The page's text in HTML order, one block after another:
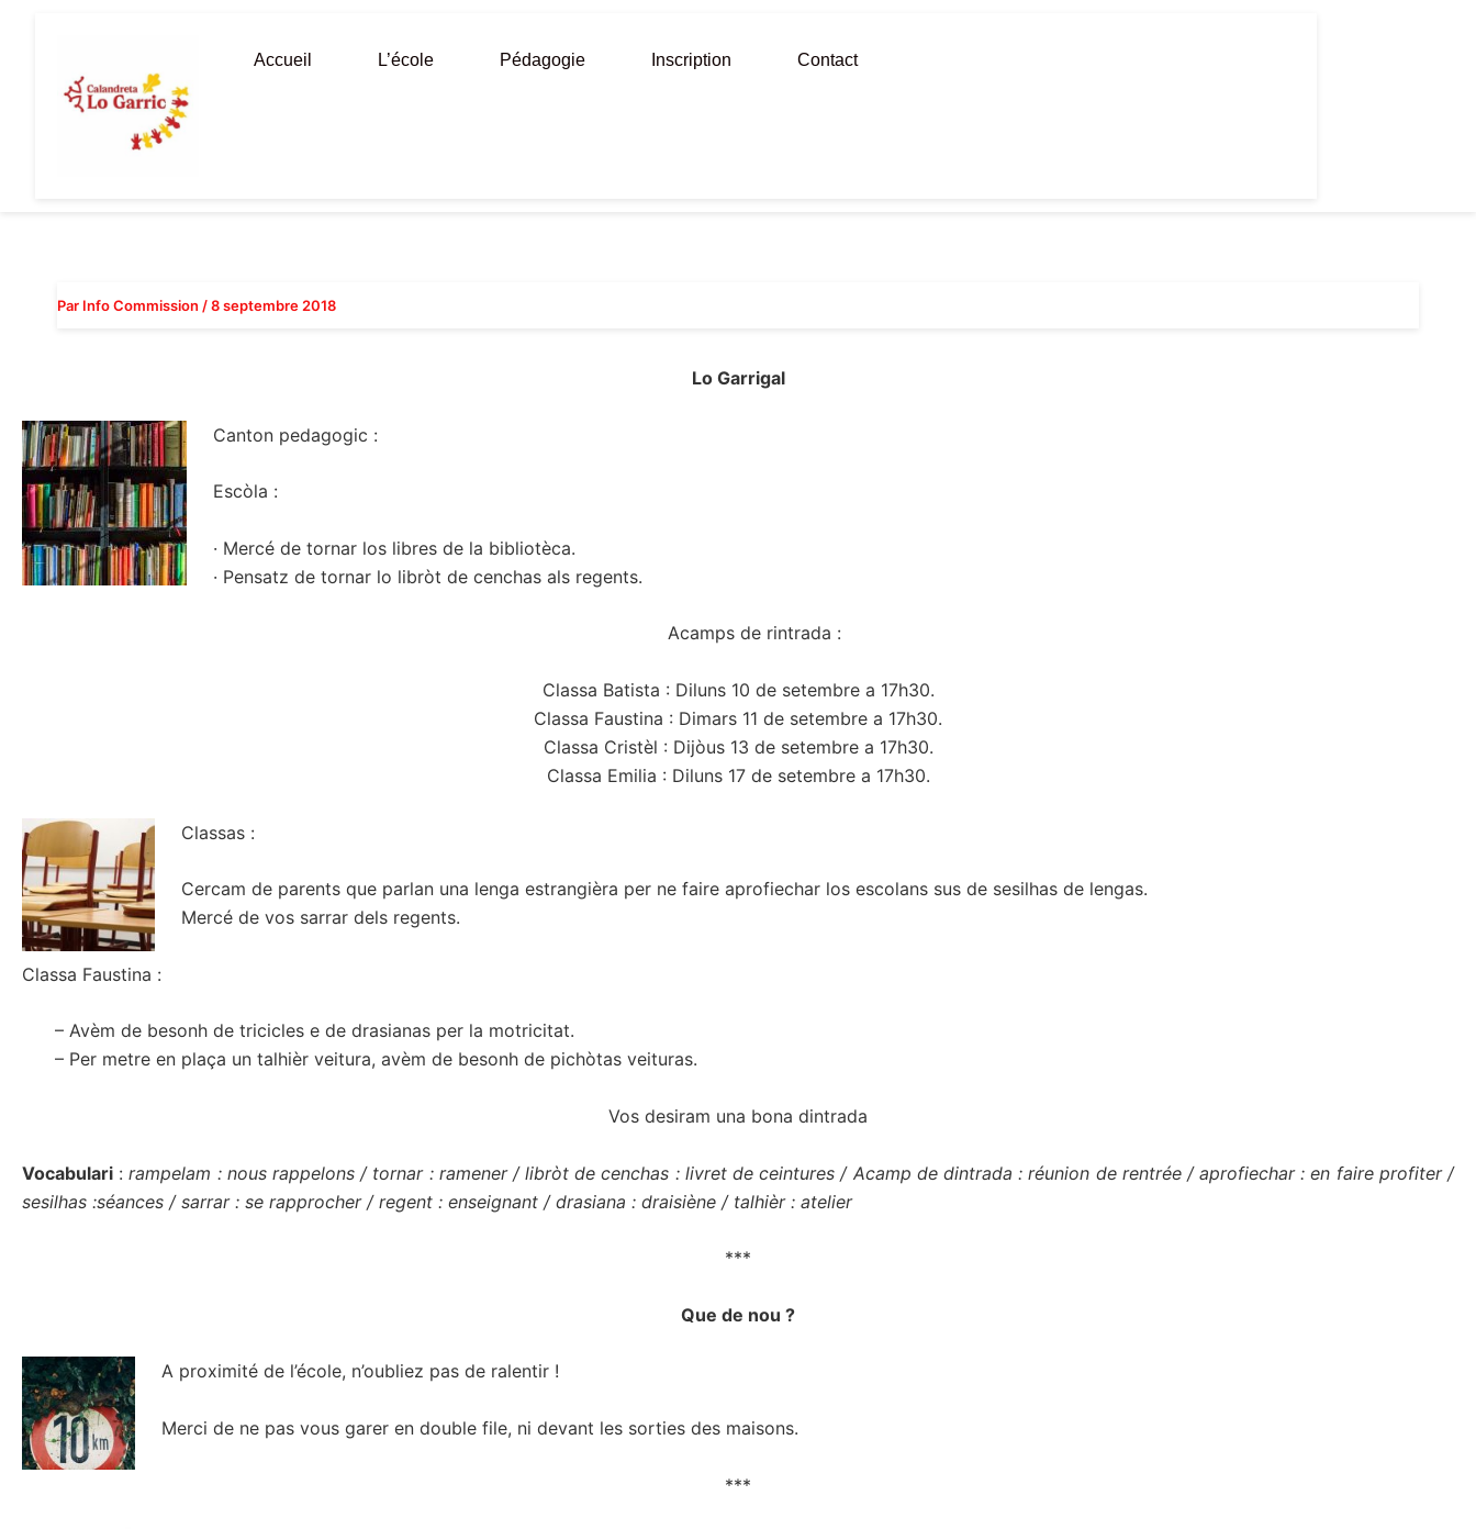
Accueil L’école Pédagogie Inscription Contact
Par Info Commission /8 septembre 2018
Lo Garrigal
Canton pedagogic :
Escòla :
· Mercé de tornar los libres de la bibliotèca.
· Pensatz de tornar lo libròt de cenchas als regents.
Acamps de rintrada :
Classa Batista : Diluns 10 de setembre a 17h30.
Classa Faustina : Dimars 11 de setembre a 17h30.
Classa Cristèl : Dijòus 13 de setembre a 17h30.
Classa Emilia : Diluns 17 de setembre a 17h30.
Classas :
Cercam de parents que parlan una lenga estrangièra per ne faire aprofiechar los escolans sus de sesilhas de lengas.
Mercé de vos sarrar dels regents.
Classa Faustina :
– Avèm de besonh de tricicles e de drasianas per la motricitat.
– Per metre en plaça un talhièr veitura, avèm de besonh de pichòtas veituras.
Vos desiram una bona dintrada
Vocabulari : rampelam : nous rappelons / tornar : ramener / libròt de cenchas : livret de ceintures / Acamp de dintrada : réunion de rentrée / aprofiechar : en faire profiter /
sesilhas :séances / sarrar : se rapprocher / regent : enseignant / drasiana : draisiène / talhièr : atelier
***
Que de nou ?
A proximité de l’école, n’oubliez pas de ralentir !
Merci de ne pas vous garer en double file, ni devant les sorties des maisons.
***